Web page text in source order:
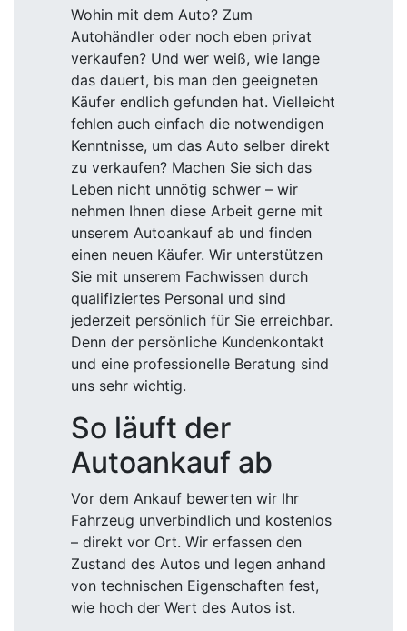
Wohin mit dem Auto? Zum
Autohändler oder noch eben privat
verkaufen? Und wer weiß, wie lange
das dauert, bis man den geeigneten
Käufer endlich gefunden hat. Vielleicht
fehlen auch einfach die notwendigen
Kenntnisse, um das Auto selber direkt
zu verkaufen? Machen Sie sich das
Leben nicht unnötig schwer – wir
nehmen Ihnen diese Arbeit gerne mit
unserem Autoankauf ab und finden
einen neuen Käufer. Wir unterstützen
Sie mit unserem Fachwissen durch
qualifiziertes Personal und sind
jederzeit persönlich für Sie erreichbar.
Denn der persönliche Kundenkontakt
und eine professionelle Beratung sind
uns sehr wichtig.
So läuft der
Autoankauf ab
Vor dem Ankauf bewerten wir Ihr
Fahrzeug unverbindlich und kostenlos
– direkt vor Ort. Wir erfassen den
Zustand des Autos und legen anhand
von technischen Eigenschaften fest,
wie hoch der Wert des Autos ist.